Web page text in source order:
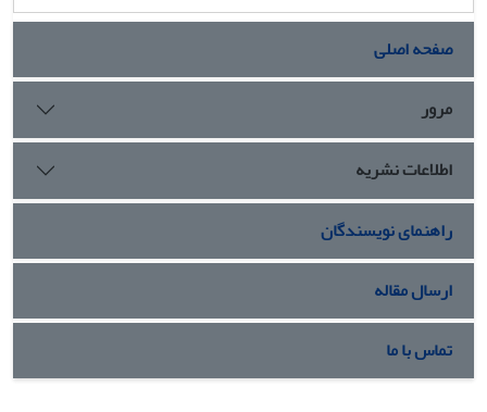
صفحه اصلی
مرور
اطلاعات نشریه
راهنمای نویسندگان
ارسال مقاله
تماس با ما